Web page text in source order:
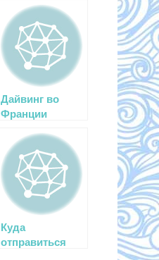
Дайвинг во
Франции
Куда
отправиться